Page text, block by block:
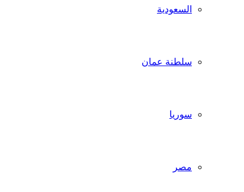
السعودية
سلطنة عمان
سوريا
مصر